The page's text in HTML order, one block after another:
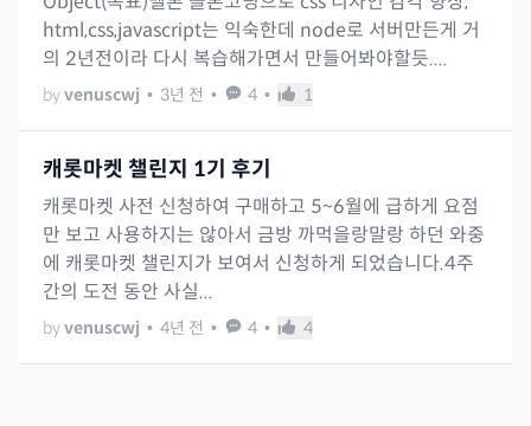
html,css,javascript는 익숙한데 node로 서버만든게 거
의 2년전이라 다시 복습해가면서 만들어봐야할듯....
byvenuscwj • 3년 전 • 4 • 1
캐롯마켓 챌린지 1기 후기
캐롯마켓 사전 신청하여 구매하고 5~6월에 급하게 요점
만 보고 사용하지는 않아서 금방 까먹을랑말랑 하던 와중
에 캐롯마켓 챌린지가 보여서 신청하게 되었습니다.4주
간의 도전 동안 사실...
byvenuscwj • 4년 전 • 4 • 4